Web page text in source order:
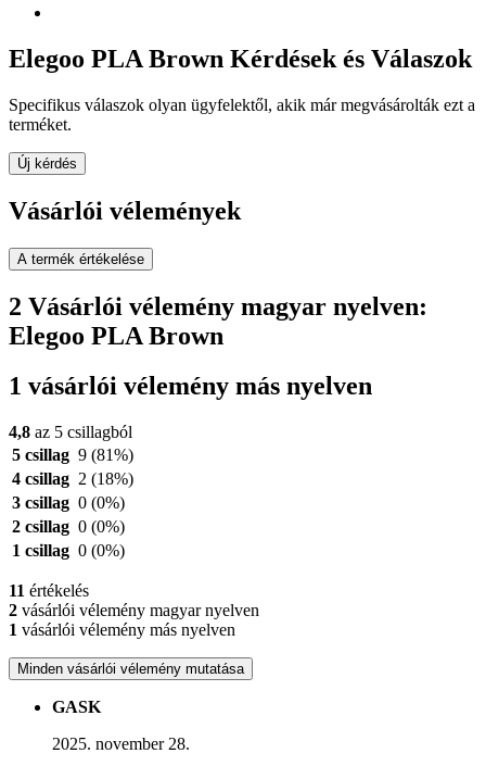
Elegoo PLA Brown Kérdések és Válaszok
Specifikus válaszok olyan ügyfelektől, akik már megvásárolták ezt a
terméket.
Új kérdés
Vásárlói vélemények
A termék értékelése
2 Vásárlói vélemény magyar nyelven:
Elegoo PLA Brown
1 vásárlói vélemény más nyelven
4,8 az 5 csillagból
5 csillag 9 (81%)
4 csillag 2 (18%)
3 csillag 0 (0%)
2 csillag 0 (0%)
1 csillag 0 (0%)
11 értékelés
2 vásárlói vélemény magyar nyelven
1 vásárlói vélemény más nyelven
Minden vásárlói vélemény mutatása
GASK
2025. november 28.